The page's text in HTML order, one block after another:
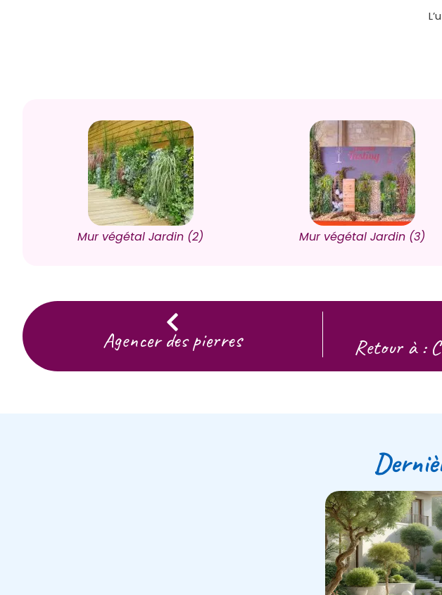
Mur végétal Jardin (2) Mur végétal Jardin (3)
Agencer des pierres Retour à :